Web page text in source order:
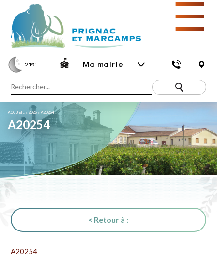
21℃ Ma mairie
☰
ACCUEIL »2025 »A20254
A20254
< Retour à :
A20254